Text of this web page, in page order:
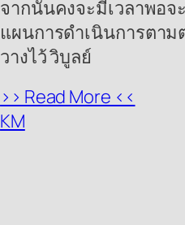
จากนั้นคงจะมีเวลาพอจ
แผนการดำเนินการตาม
วางไว้ วิบูลย์
>> Read More <<
KM